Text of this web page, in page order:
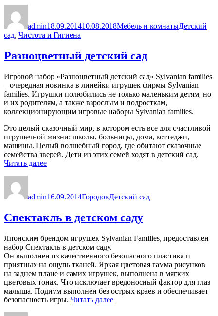
сада»
admin18.09.201410.08.2018Мебель и комнатыДетский
сад, Чистота и Гигиена
Разноцветный детский сад
Игровой набор «Разноцветный детский сад» Sylvanian families
– очередная новинка в линейки игрушек фирмы Sylvanian
families. Игрушки полюбились не только маленьким детям, но
и их родителям, а также взрослым и подросткам,
коллекционирующим игровые наборы Sylvanian families.
Это целый сказочный мир, в котором есть все для счастливой
игрушечной жизни: школы, больницы, дома, коттеджи,
машины. Целый волшебный город, где обитают сказочные
семейства зверей. Дети из этих семей ходят в детский сад.
Читать далее«Разноцветный
admin16.09.2014ГородокДетский сад
Спектакль в детском саду
Японским брендом игрушек Sylvanian Families, предоставлен
набор Спектакль в детском саду.
Он выполнен из качественного безопасного пластика и
приятных на ощупь тканей. Яркая цветовая гамма рисунков
на заднем плане и самих игрушек, выполнена в мягких
цветовых тонах. Что исключает вредоносный фактор для глаз
малыша. Подиум выполнен без острых краев и обеспечивает
безопасность игры. Читать далее«Спектакль